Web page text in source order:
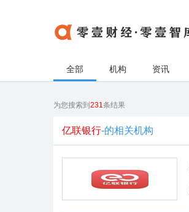
全部 机构 资讯
为您搜索到 231条结果
亿联银行-的相关机构